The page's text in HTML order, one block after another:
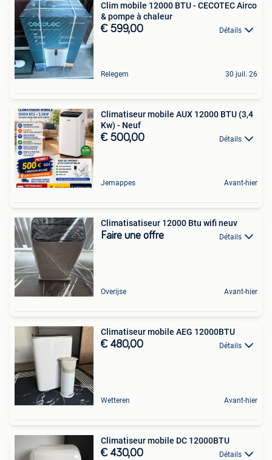
Clim mobile 12000 BTU - CECOTEC Airco
& pompe à chaleur
€ 599,00 Détails
Relegem 30 juil. 26
Climatiseur mobile AUX 12000 BTU (3,4
Kw) - Neuf
€ 500,00 Détails
Jemappes Avant-hier
Climatisatiseur 12000 Btu wifi neuv
Faire une offre Détails
Overijse Avant-hier
Climatiseur mobile AEG 12000BTU
€ 480,00 Détails
Wetteren Avant-hier
Climatiseur mobile DC 12000BTU
€ 430,00 Détails